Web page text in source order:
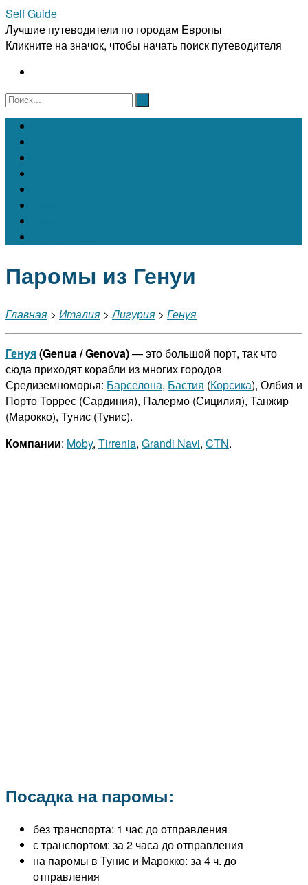
Self Guide
Лучшие путеводители по городам Европы
Кликните на значок, чтобы начать поиск путеводителя
Паромы из Генуи
Главная > Италия >Лигурия > Генуя
Генуя(Genua / Genova)— это большой порт, так что
сюда приходят корабли из многих городов
Средиземноморья: Барселона, Бастия (Корсика), Олбия и
Порто Торрес (Сардиния), Палермо (Сицилия), Танжир
(Марокко), Тунис (Тунис).
Компании: Moby, Tirrenia, Grandi Navi, CTN.
Посадка на паромы:
без транспорта: 1 час до отправления
с транспортом: за 2 часа до отправления
на паромы в Тунис и Марокко: за 4 ч. до
отправления